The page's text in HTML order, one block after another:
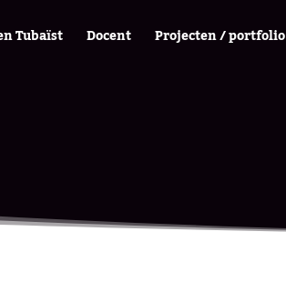
Tubaïst Docent Projecten / portfolio